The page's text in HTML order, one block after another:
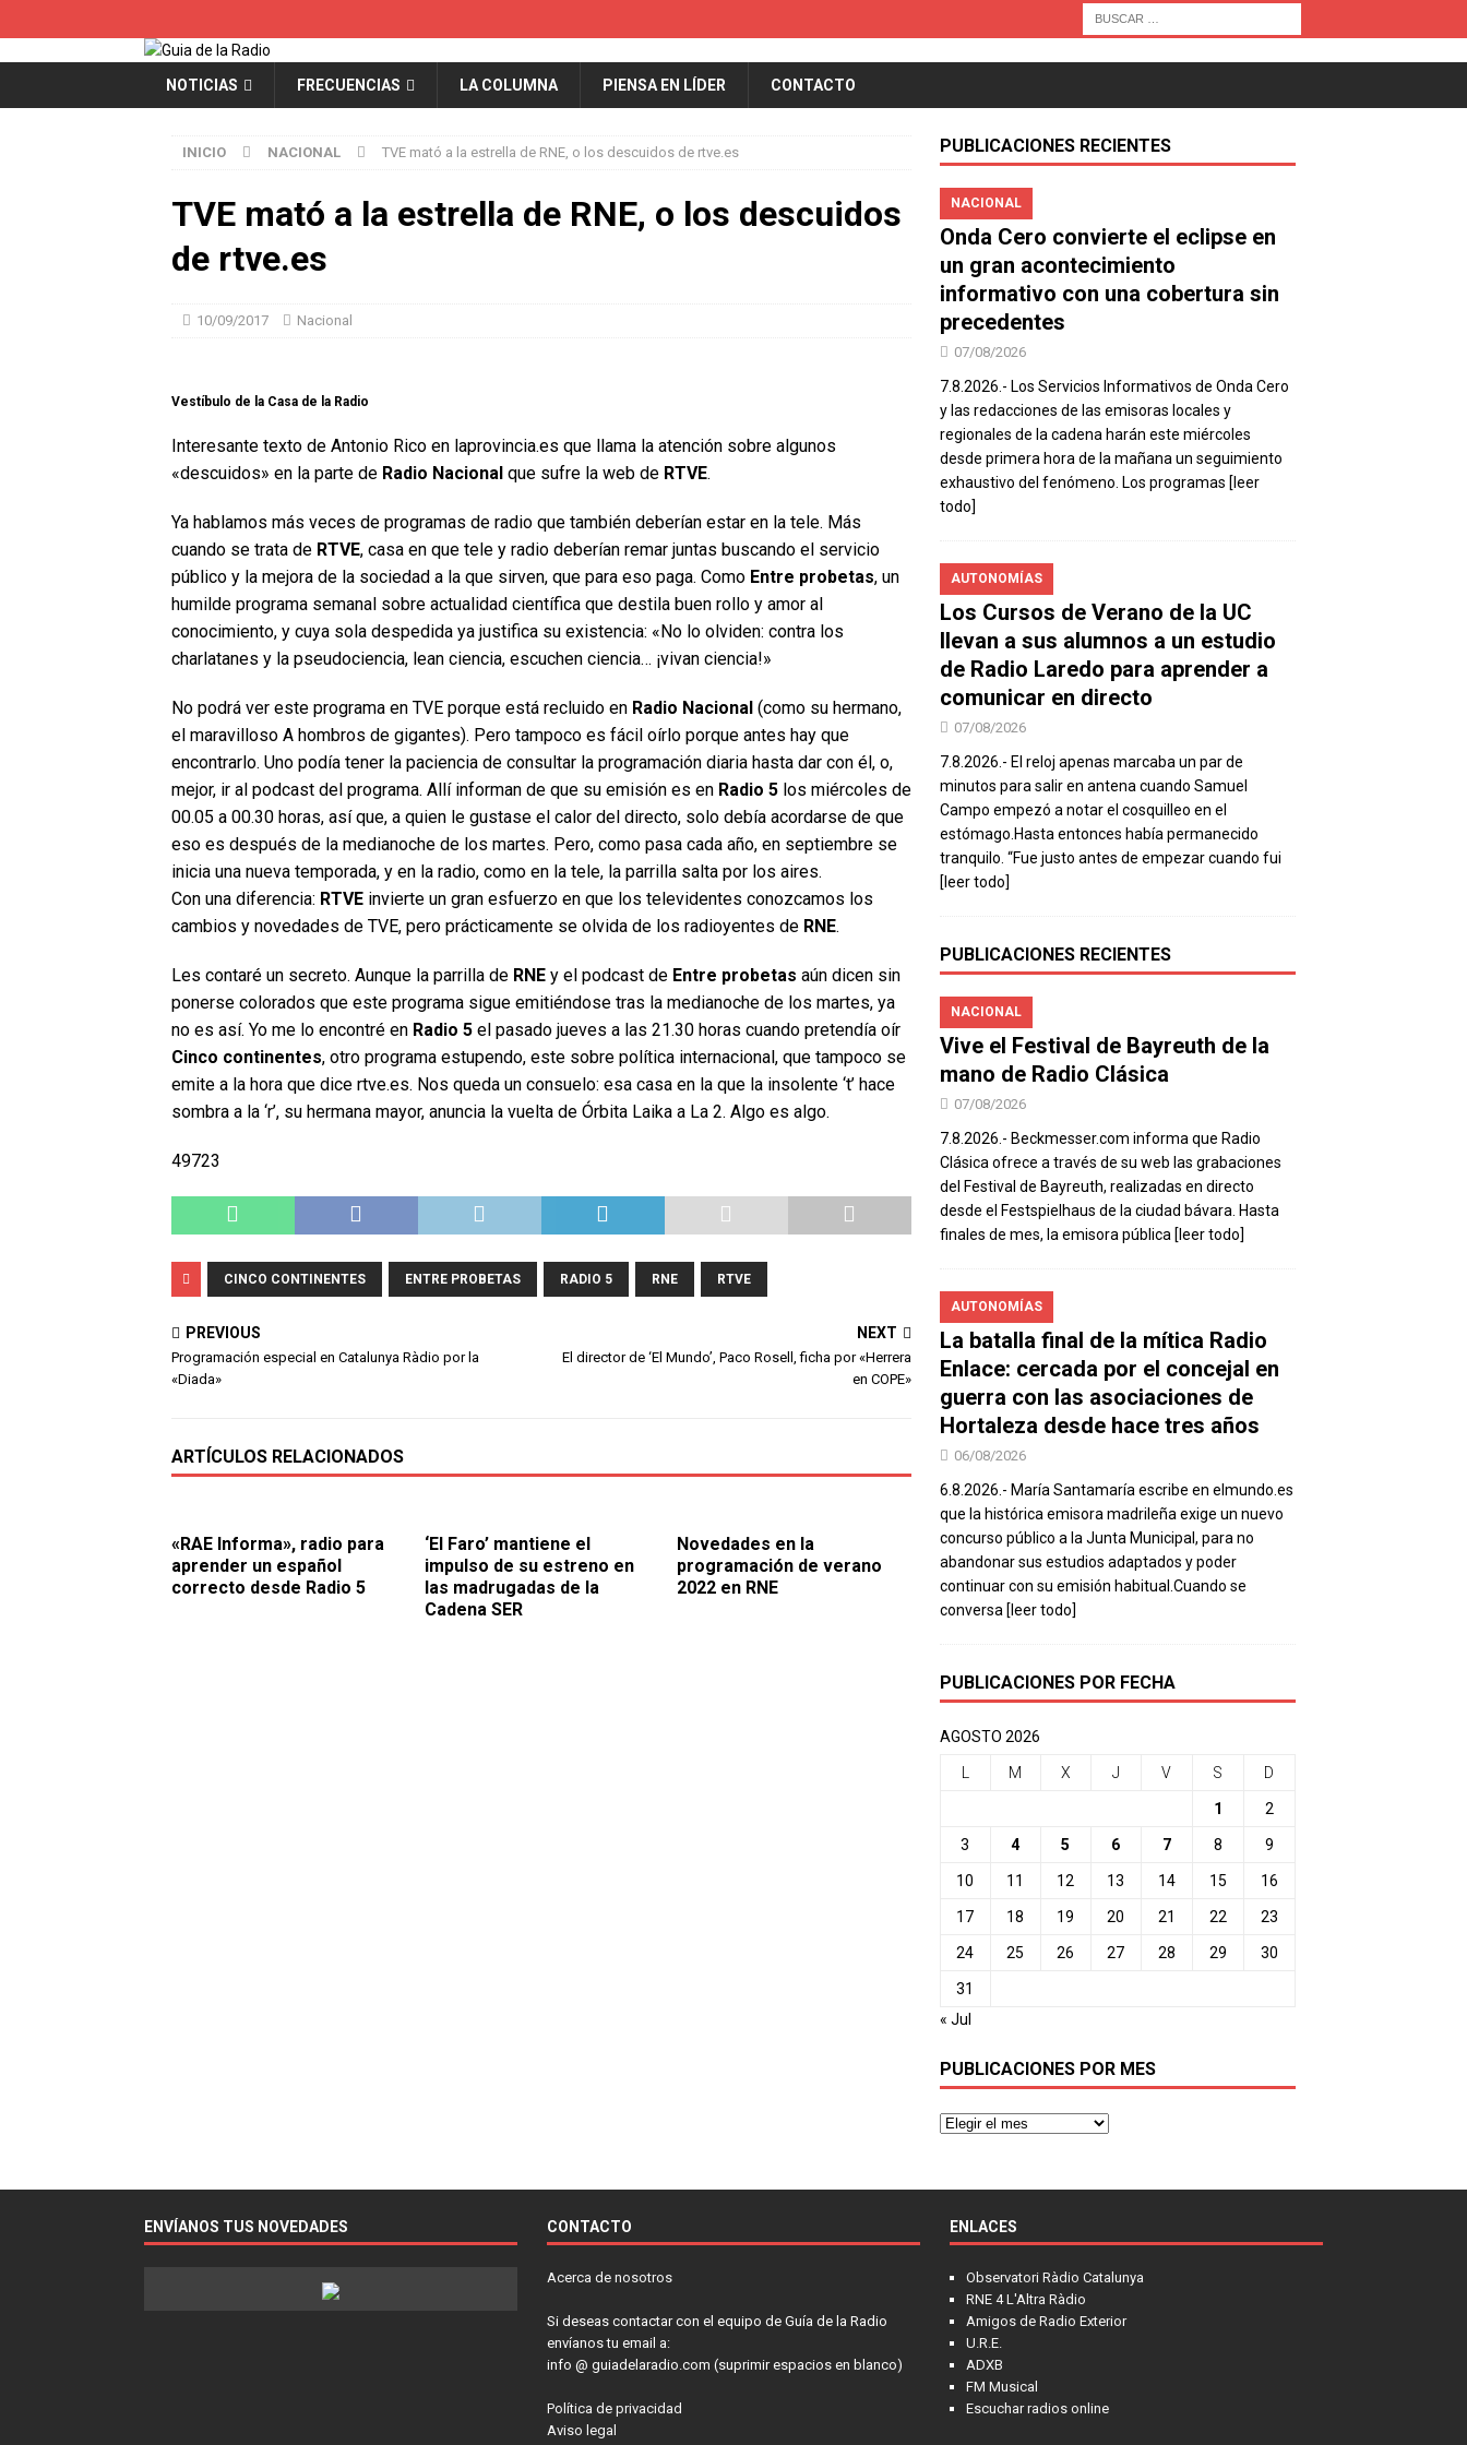
NOTICIAS FRECUENCIAS LA COLUMNA PIENSA EN LÍDER CONTACTO
INICIO NACIONAL TVE mató a la estrella de RNE, o los descuidos de rtve.es
TVE mató a la estrella de RNE, o los descuidos
de rtve.es
10/09/2017 Nacional
Vestíbulo de la Casa de la Radio
Interesante texto de Antonio Rico en laprovincia.es que llama la atención sobre algunos
«descuidos» en la parte de Radio Nacional que sufre la web de RTVE.
Ya hablamos más veces de programas de radio que también deberían estar en la tele. Más
cuando se trata de RTVE, casa en que tele y radio deberían remar juntas buscando el servicio
público y la mejora de la sociedad a la que sirven, que para eso paga. Como Entre probetas, un
humilde programa semanal sobre actualidad científica que destila buen rollo y amor al
conocimiento, y cuya sola despedida ya justifica su existencia: «No lo olviden: contra los
charlatanes y la pseudociencia, lean ciencia, escuchen ciencia… ¡vivan ciencia!»
No podrá ver este programa en TVE porque está recluido en Radio Nacional (como su hermano,
el maravilloso A hombros de gigantes). Pero tampoco es fácil oírlo porque antes hay que
encontrarlo. Uno podía tener la paciencia de consultar la programación diaria hasta dar con él, o,
mejor, ir al podcast del programa. Allí informan de que su emisión es en Radio 5 los miércoles de
00.05 a 00.30 horas, así que, a quien le gustase el calor del directo, solo debía acordarse de que
eso es después de la medianoche de los martes. Pero, como pasa cada año, en septiembre se
inicia una nueva temporada, y en la radio, como en la tele, la parrilla salta por los aires.
Con una diferencia: RTVE invierte un gran esfuerzo en que los televidentes conozcamos los
cambios y novedades de TVE, pero prácticamente se olvida de los radioyentes de RNE.
Les contaré un secreto. Aunque la parrilla de RNE y el podcast de Entre probetas aún dicen sin
ponerse colorados que este programa sigue emitiéndose tras la medianoche de los martes, ya
no es así. Yo me lo encontré en Radio 5 el pasado jueves a las 21.30 horas cuando pretendía oír
Cinco continentes, otro programa estupendo, este sobre política internacional, que tampoco se
emite a la hora que dice rtve.es. Nos queda un consuelo: esa casa en la que la insolente ‘t’ hace
sombra a la ‘r’, su hermana mayor, anuncia la vuelta de Órbita Laika a La 2. Algo es algo.
49723
CINCO CONTINENTES ENTRE PROBETAS RADIO 5 RNE RTVE
PREVIOUS
Programación especial en Catalunya Ràdio por la
«Diada»
NEXT
El director de ‘El Mundo’, Paco Rosell, ficha por «Herrera
en COPE»
ARTÍCULOS RELACIONADOS
«RAE Informa», radio para
aprender un español
correcto desde Radio 5
‘El Faro’ mantiene el
impulso de su estreno en
las madrugadas de la
Cadena SER
Novedades en la
programación de verano
2022 en RNE
PUBLICACIONES RECIENTES
NACIONAL
Onda Cero convierte el eclipse en
un gran acontecimiento
informativo con una cobertura sin
precedentes
07/08/2026
7.8.2026.- Los Servicios Informativos de Onda Cero
y las redacciones de las emisoras locales y
regionales de la cadena harán este miércoles
desde primera hora de la mañana un seguimiento
exhaustivo del fenómeno. Los programas [leer
todo]
AUTONOMÍAS
Los Cursos de Verano de la UC
llevan a sus alumnos a un estudio
de Radio Laredo para aprender a
comunicar en directo
07/08/2026
7.8.2026.- El reloj apenas marcaba un par de
minutos para salir en antena cuando Samuel
Campo empezó a notar el cosquilleo en el
estómago.Hasta entonces había permanecido
tranquilo. “Fue justo antes de empezar cuando fui
[leer todo]
PUBLICACIONES RECIENTES
NACIONAL
Vive el Festival de Bayreuth de la
mano de Radio Clásica
07/08/2026
7.8.2026.- Beckmesser.com informa que Radio
Clásica ofrece a través de su web las grabaciones
del Festival de Bayreuth, realizadas en directo
desde el Festspielhaus de la ciudad bávara. Hasta
finales de mes, la emisora pública [leer todo]
AUTONOMÍAS
La batalla final de la mítica Radio
Enlace: cercada por el concejal en
guerra con las asociaciones de
Hortaleza desde hace tres años
06/08/2026
6.8.2026.- María Santamaría escribe en elmundo.es
que la histórica emisora madrileña exige un nuevo
concurso público a la Junta Municipal, para no
abandonar sus estudios adaptados y poder
continuar con su emisión habitual.Cuando se
conversa [leer todo]
PUBLICACIONES POR FECHA
AGOSTO 2026
M X J V S D
1 2
3 4 5 6 7 8 9
10 11 12 13 14 15 16
17 18 19 20 21 22 23
24 25 26 27 28 29 30
31
« Jul
PUBLICACIONES POR MES
ENVÍANOS TUS NOVEDADES CONTACTO
Acerca de nosotros
Si deseas contactar con el equipo de Guía de la Radio
envíanos tu email a:
info @ guiadelaradio.com (suprimir espacios en blanco)
Política de privacidad
Aviso legal
ENLACES
Observatori Ràdio Catalunya
RNE 4 L'Altra Ràdio
Amigos de Radio Exterior
U.R.E.
ADXB
FM Musical
Escuchar radios online